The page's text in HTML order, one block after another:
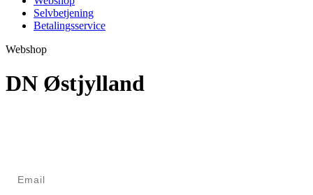
Selvbetjening
Betalingsservice
Webshop
DN Østjylland